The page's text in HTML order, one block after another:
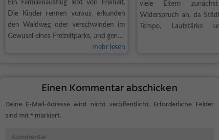
Ein Familienausflug lebt von Freiheit.
Die Kinder rennen voraus, erkunden
den Waldweg oder verschwinden im
Gewusel eines Freizeitparks, und genau
so soll es auch sein. Trotzdem schwingt
mehr lesen
viele Eltern
Widerspruch an, da
Tempo, Lautstärke
Einen Kommentar abschicken
Deine E-Mail-Adresse wird nicht veröffentlicht. Erforderliche Felder
sind mit* markiert.